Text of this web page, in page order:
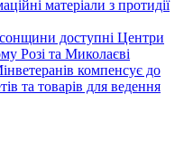
матеріали з протидії
доступні Центри
Розі та Миколаєві
компенсує до
та товарів для ведення